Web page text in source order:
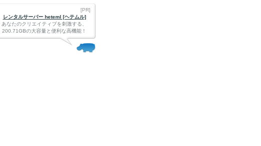
[PR]
レンタルサーバー heteml [ヘテムル]
あなたのクリエイティブを刺激する、
200.71GBの大容量と便利な高機能！